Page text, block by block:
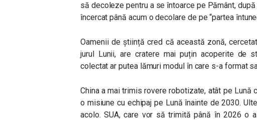
să decoleze pentru a se întoarce pe Pământ,
încercat până acum o decolare de pe “partea
Oamenii de știință cred că această zonă,
jurul Lunii, are cratere mai puțin acoperite de
colectat ar putea lămuri modul în care s-a format
China a mai trimis rovere robotizate, atât pe
o misiune cu echipaj pe Lună înainte de 2030.
acolo. SUA, care vor să trimită până în 2026 o